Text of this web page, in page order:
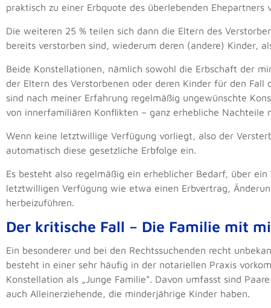
praktisch zu einer Erbquote des überlebenden Ehepartners
Die weiteren 25 % teilen sich dann die Eltern des
bereits verstorben sind, wiederum deren (andere) Kinder,
Beide Konstellationen, nämlich sowohl die Erbschaft der
der Eltern des Verstorbenen oder deren Kinder für den Fall
sind nach meiner Erfahrung regelmäßig ungewünschte
von innerfamiliären Konflikten – ganz erhebliche Nachteile
Wenn keine letztwillige Verfügung vorliegt, also der
automatisch diese gesetzliche Erbfolge ein.
Es besteht also regelmäßig ein erheblicher Bedarf, über
letztwilligen Verfügung wie etwa einen Erbvertrag,
herbeizuführen.
Der kritische Fall – Die Familie mit
Ein besonderer und bei den Rechtssuchenden recht
besteht in einer sehr häufig in der notariellen Praxis
Konstellation als „Junge Familie“. Davon umfasst sind
auch Alleinerziehende, die minderjährige Kinder haben.